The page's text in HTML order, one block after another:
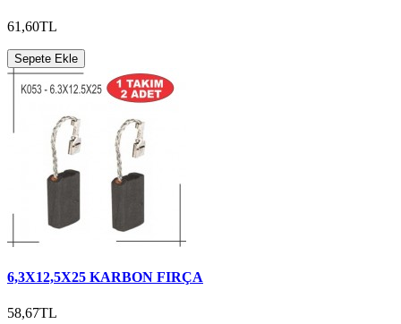
61,60TL
Sepete Ekle
6,3X12,5X25 KARBON FIRÇA
58,67TL